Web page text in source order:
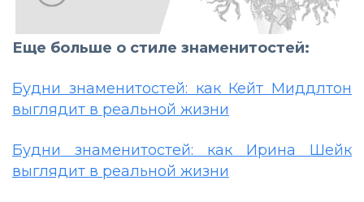
Еще больше о стиле знаменитостей:
Будни знаменитостей: как Кейт Миддлтон
выглядит в реальной жизни
Будни знаменитостей: как Ирина Шейк
выглядит в реальной жизни